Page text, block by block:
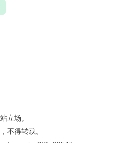
立场。
不得转载。